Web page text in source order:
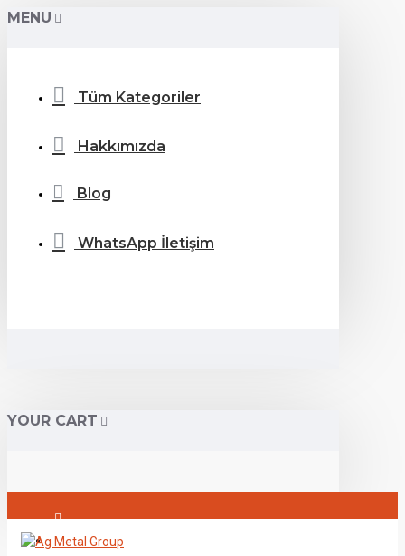
MENU
Tüm Kategoriler
Hakkımızda
Blog
WhatsApp İletişim
YOUR CART
Giriş